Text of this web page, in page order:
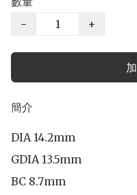
−
+
簡介
DIA 14.2mm
GDIA 13.5mm
BC 8.7mm